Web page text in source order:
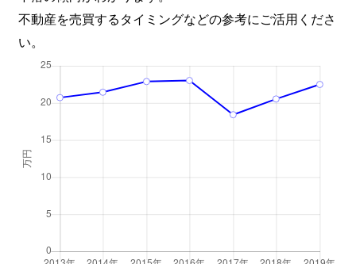
不動産を売買するタイミングなどの参考にご活用くださ
い。